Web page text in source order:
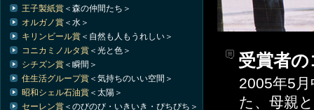
受賞者
2005年5
た、母親
王子製紙賞 ＜森の仲間たち＞
オルガノ賞 ＜水＞
キリンビール賞 ＜自然も人もうれしい＞
コニカミノルタ賞 ＜光と色＞
シチズン賞 ＜瞬間＞
住生活グループ賞 ＜気持ちのいい空間＞
昭和シェル石油賞 ＜太陽＞
セーレン賞 ＜のびのび・いきいき・ぴちぴち＞